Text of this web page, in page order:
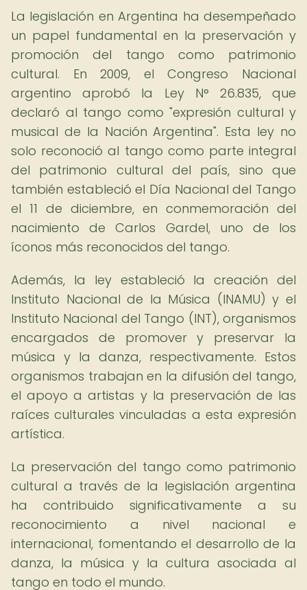
La legislación en Argentina ha desempeñado
un papel fundamental en la preservación y
promoción del tango como patrimonio
cultural. En 2009, el Congreso Nacional
argentino aprobó la Ley N° 26.835, que
declaró al tango como "expresión cultural y
musical de la Nación Argentina". Esta ley no
solo reconoció al tango como parte integral
del patrimonio cultural del país, sino que
también estableció el Día Nacional del Tango
el 11 de diciembre, en conmemoración del
nacimiento de Carlos Gardel, uno de los
íconos más reconocidos del tango.
Además, la ley estableció la creación del
Instituto Nacional de la Música (INAMU) y el
Instituto Nacional del Tango (INT), organismos
encargados de promover y preservar la
música y la danza, respectivamente. Estos
organismos trabajan en la difusión del tango,
el apoyo a artistas y la preservación de las
raíces culturales vinculadas a esta expresión
artística.
La preservación del tango como patrimonio
cultural a través de la legislación argentina
ha contribuido significativamente a su
reconocimiento a nivel nacional e
internacional, fomentando el desarrollo de la
danza, la música y la cultura asociada al
tango en todo el mundo.